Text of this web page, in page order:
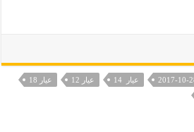
عيار 14 عيار 12
عيار 18